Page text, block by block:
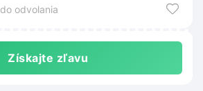
odvolania
Získajte zľavu